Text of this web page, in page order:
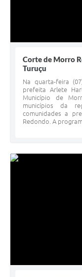
Corte de Morro
Turuçu
Na quarta-feira
prefeita Arlete
Município de
municípios da
comunidades a
Redondo. A